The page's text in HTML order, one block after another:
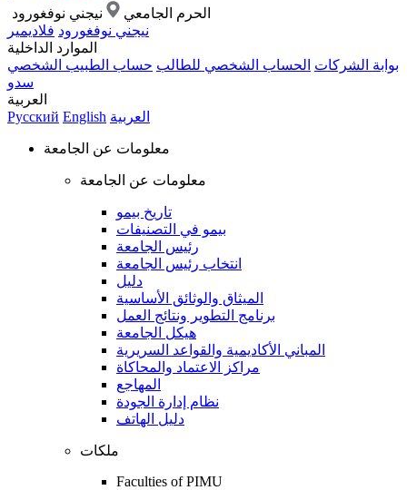
الحرم الجامعي
نيجني نوفغورود
نيجني نوفغورود فلاديمير
الموارد الداخلية
بوابة الشركات الحساب الشخصي للطالب حساب الطبيب الشخصي
سدو
العربية
Русский English العربية
معلومات عن الجامعة
معلومات عن الجامعة
تاريخ بيمو
بيمو في التصنيفات
رئيس الجامعة
انتخاب رئيس الجامعة
دليل
الميثاق والوثائق الأساسية
برنامج التطوير ونتائج العمل
هيكل الجامعة
المباني الأكاديمية والقواعد السريرية
مراكز الاعتماد والمحاكاة
المهاجع
نظام إدارة الجودة
دليل الهاتف
ملكات
Faculties of PIMU